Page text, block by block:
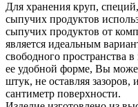
Для хранения круп,
сыпучих продуктов
сыпучих продуктов от
является идеальным
свободного пространства
ее удобной форме, Вы
штук, не оставляя
сантиметр поверхности.